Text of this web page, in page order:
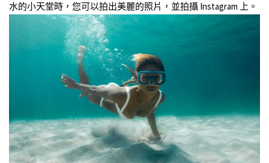
水的小天堂時，您可以拍出美麗的照片，並拍攝 Instagram 上。